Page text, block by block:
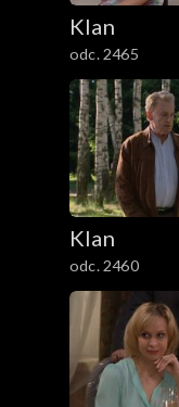
Klan
odc. 2465
Klan
odc. 2460